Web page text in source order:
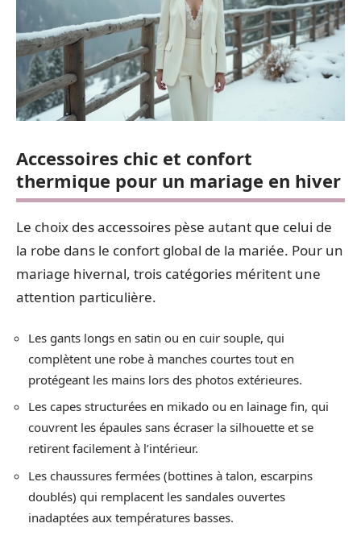
Accessoires chic et confort
thermique pour un mariage en hiver
Le choix des accessoires pèse autant que celui de
la robe dans le confort global de la mariée. Pour un
mariage hivernal, trois catégories méritent une
attention particulière.
Les gants longs en satin ou en cuir souple, qui
complètent une robe à manches courtes tout en
protégeant les mains lors des photos extérieures.
Les capes structurées en mikado ou en lainage fin, qui
couvrent les épaules sans écraser la silhouette et se
retirent facilement à l’intérieur.
Les chaussures fermées (bottines à talon, escarpins
doublés) qui remplacent les sandales ouvertes
inadaptées aux températures basses.